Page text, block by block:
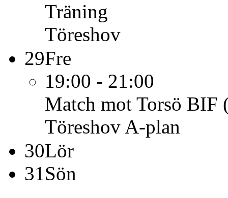
Träning
Töreshov
29Fre
19:00 - 21:00
Match mot Torsö BIF
Töreshov A-plan
30Lör
31Sön